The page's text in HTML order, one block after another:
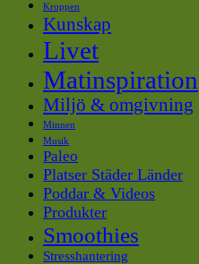
Kroppen
Kunskap
Livet
Matinspiration
Miljö & omgivning
Minnen
Musik
Paleo
Platser Städer Länder
Poddar & Videos
Produkter
Smoothies
Stresshantering